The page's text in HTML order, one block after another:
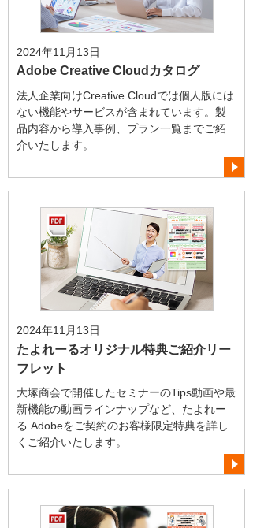
2024年11月13日
Adobe Creative Cloudカタログ
法人企業向けCreative Cloudでは個人版には
ない機能やサービスが含まれています。製
品内容から導入事例、プラン一覧までご紹
介いたします。
2024年11月13日
たよれーるオリジナル特典ご紹介リー
フレット
大塚商会で開催したセミナーのTips動画や最
新機能の動画ラインナップなど、たよれー
る Adobeをご契約のお客様限定特典を詳し
くご紹介いたします。